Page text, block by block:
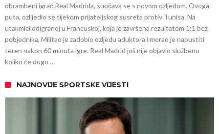
obrambeni igrač Real Madrida, suočava se s novom ozljedom. Ovoga
puta, ozlijedio se tijekom prijateljskog susreta protiv Tunisa. Na
utakmici odigranoj u Francuskoj, koja je završena rezultatom 1:1 bez
pobjednika, Militao je zadobio ozljedu aduktora i morao je napustiti
teren nakon 60 minuta igre. Real Madrid još nije objavio službeno
koliko će dugo …
NAJNOVIJE SPORTSKE VIJESTI